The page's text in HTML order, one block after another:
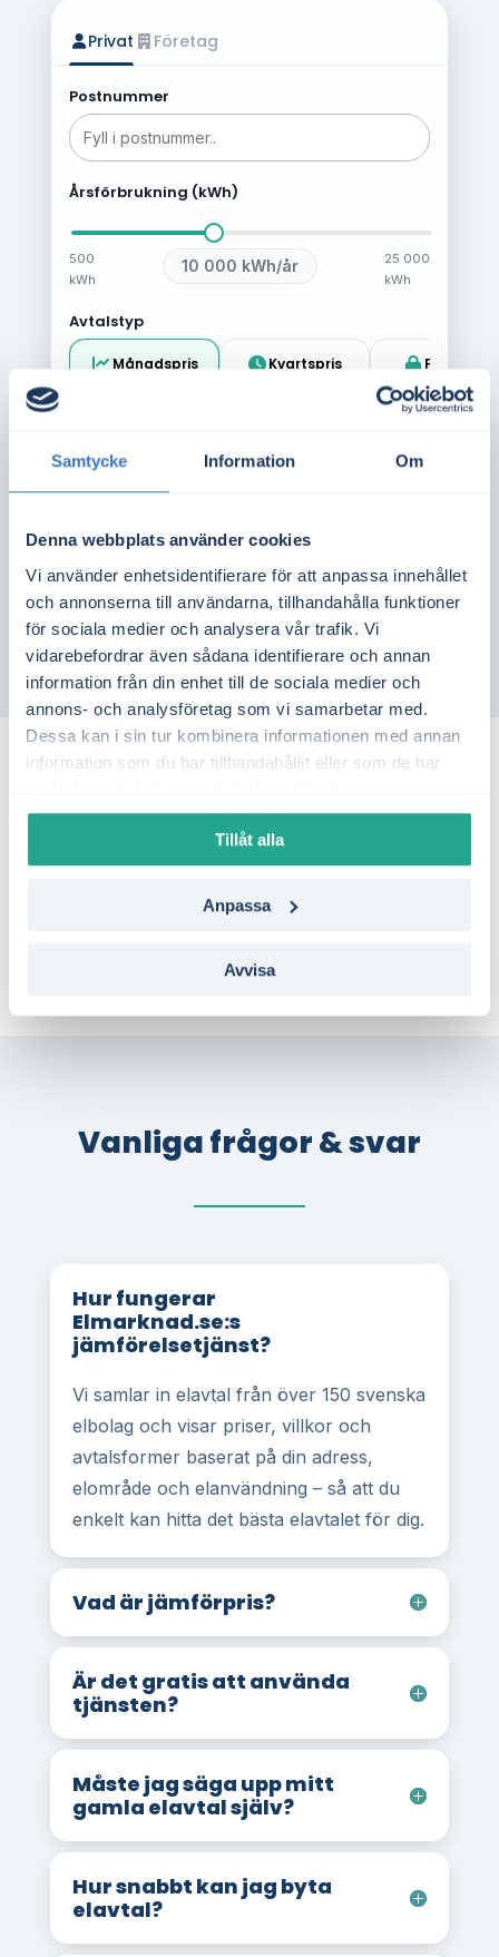
Samtycke Information Om
Denna webbplats använder cookies
Vi använder enhetsidentifierare för att anpassa innehållet
och annonserna till användarna, tillhandahålla funktioner
för sociala medier och analysera vår trafik. Vi
vidarebefordrar även sådana identifierare och annan
information från din enhet till de sociala medier och
annons- och analysföretag som vi samarbetar med.
Dessa kan i sin tur kombinera informationen med annan
information som du har tillhandahållit eller som de har
Tillåt alla
Anpassa
Avvisa
Privat Företag
Postnummer
Årsförbrukning (kWh)
500
kWh
10 000 kWh/år
25 000
kWh
Avtalstyp
Månadspris Kvartspris Fast pris
4.9/5
+10.000 nöjda kunder
Så säger våra kunder
Vanliga frågor & svar
Hur fungerar
Elmarknad.se:s
jämförelsetjänst?
Vi samlar in elavtal från över 150 svenska
elbolag och visar priser, villkor och
avtalsformer baserat på din adress,
elområde och elanvändning – så att du
enkelt kan hitta det bästa elavtalet för dig.
Vad är jämförpris?
Är det gratis att använda
tjänsten?
Måste jag säga upp mitt
gamla elavtal själv?
Hur snabbt kan jag byta
elavtal?